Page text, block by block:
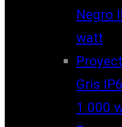
Negro
watt
Gris
1.000